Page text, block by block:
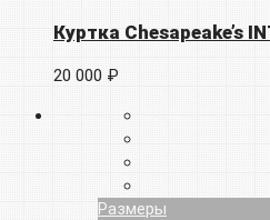
Куртка Chesapeake’s
20 000 ₽
Размеры